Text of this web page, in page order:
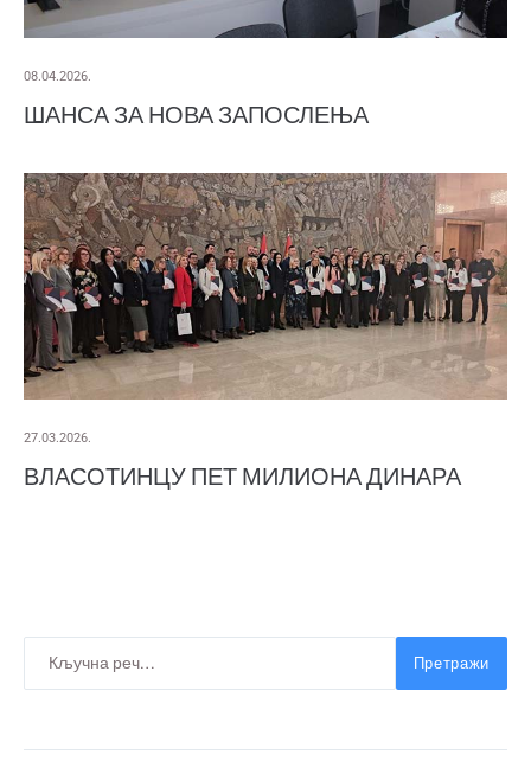
08.04.2026.
ШАНСА ЗА НОВА ЗАПОСЛЕЊА
27.03.2026.
ВЛАСОТИНЦУ ПЕТ МИЛИОНА ДИНАРА
Претражи